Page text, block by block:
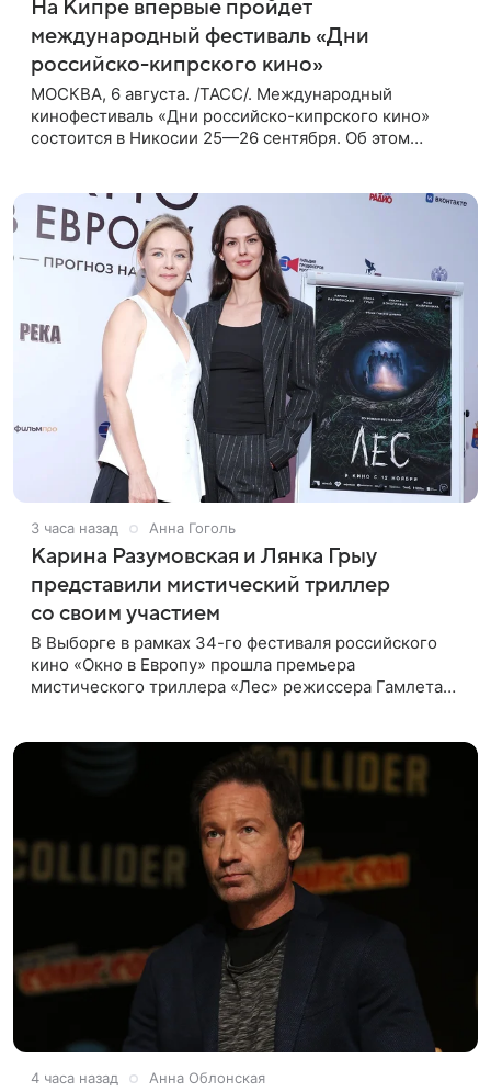
На Кипре впервые пройдет
международный фестиваль «Дни
российско-кипрского кино»
МОСКВА, 6 августа. /ТАСС/. Международный
кинофестиваль «Дни российско-кипрского кино»
состоится в Никосии 25—26 сентября. Об этом
3 часа назад Анна Гоголь
Карина Разумовская и Лянка Грыу
представили мистический триллер
со своим участием
В Выборге в рамках 34-го фестиваля российского
кино «Окно в Европу» прошла премьера
мистического триллера «Лес» режиссера Гамлета
4 часа назад Анна Облонская